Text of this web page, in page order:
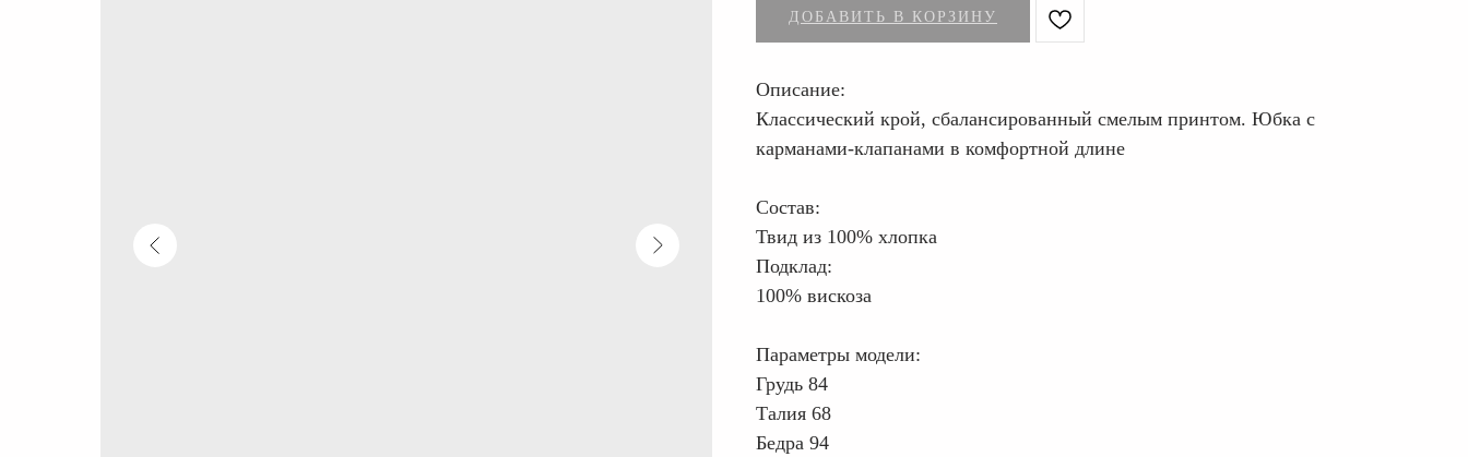
ДОБАВИТЬ В КОРЗИНУ
Описание:
Классический крой, сбалансированный смелым принтом. Юбка с
карманами-клапанами в комфортной длине
Состав:
Твид из 100% хлопка
Подклад:
100% вискоза
Параметры модели:
Грудь 84
Талия 68
Бедра 94